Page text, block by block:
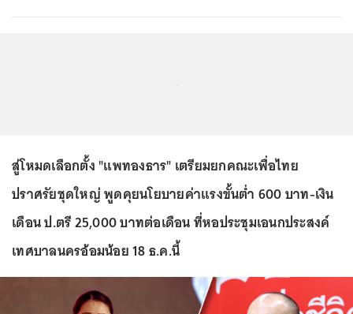
สู่โหมดเลือกตั้ง "แพทองธาร" เตรียมยกคณะเพื่อไทย
ปราศรัยชุดใหญ่ พูดคุยนโยบายค่าแรงขั้นต่ำ 600 บาท-เงิน
เดือน ป.ตรี 25,000 บาทต่อเดือน ที่หอประชุมเอนกประสงค์
เทศบาลนครอ้อมน้อย 18 ธ.ค.นี้